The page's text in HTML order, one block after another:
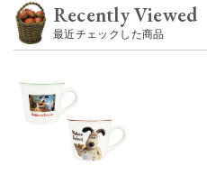
Recently Viewed
最近チェックした商品